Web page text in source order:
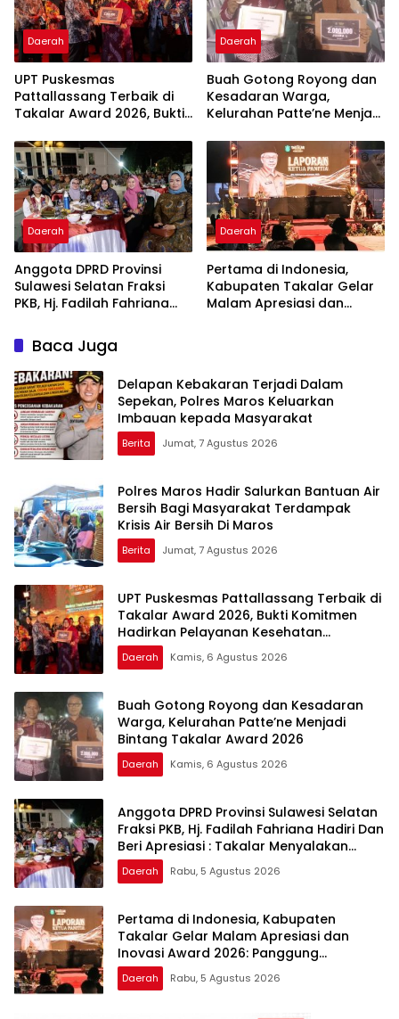
Daerah
UPT Puskesmas
Pattallassang Terbaik di
Takalar Award 2026, Bukti
Pelayanan Kesehatan
Berkualitas
Daerah
Buah Gotong Royong dan
Kesadaran Warga,
Kelurahan Patte’ne Menjadi
2026
Daerah
Anggota DPRD Provinsi
Sulawesi Selatan Fraksi
PKB, Hj. Fadilah Fahriana
Takalar Menyalakan
Lentera Pengabdian
Melalui Malam Apresiasi
dan Inovasi Award 2026
Daerah
Pertama di Indonesia,
Kabupaten Takalar Gelar
Malam Apresiasi dan
Baca Juga
Delapan Kebakaran Terjadi Dalam
Sepekan, Polres Maros Keluarkan
Imbauan kepada Masyarakat
Berita Jumat, 7 Agustus 2026
Polres Maros Hadir Salurkan Bantuan Air
Bersih Bagi Masyarakat Terdampak
Krisis Air Bersih Di Maros
Berita Jumat, 7 Agustus 2026
UPT Puskesmas Pattallassang Terbaik di
Takalar Award 2026, Bukti Komitmen
Hadirkan Pelayanan Kesehatan
Berkualitas
Daerah Kamis, 6 Agustus 2026
Buah Gotong Royong dan Kesadaran
Warga, Kelurahan Patte’ne Menjadi
Bintang Takalar Award 2026
Daerah Kamis, 6 Agustus 2026
Anggota DPRD Provinsi Sulawesi Selatan
Fraksi PKB, Hj. Fadilah Fahriana Hadiri Dan
Beri Apresiasi : Takalar Menyalakan
Lentera Pengabdian Melalui Malam
Apresiasi dan Inovasi Award 2026
Daerah Rabu, 5 Agustus 2026
Pertama di Indonesia, Kabupaten
Takalar Gelar Malam Apresiasi dan
Inovasi Award 2026: Panggung
Penghargaan bagi Pelayan Publik
Berprestasi
Daerah Rabu, 5 Agustus 2026